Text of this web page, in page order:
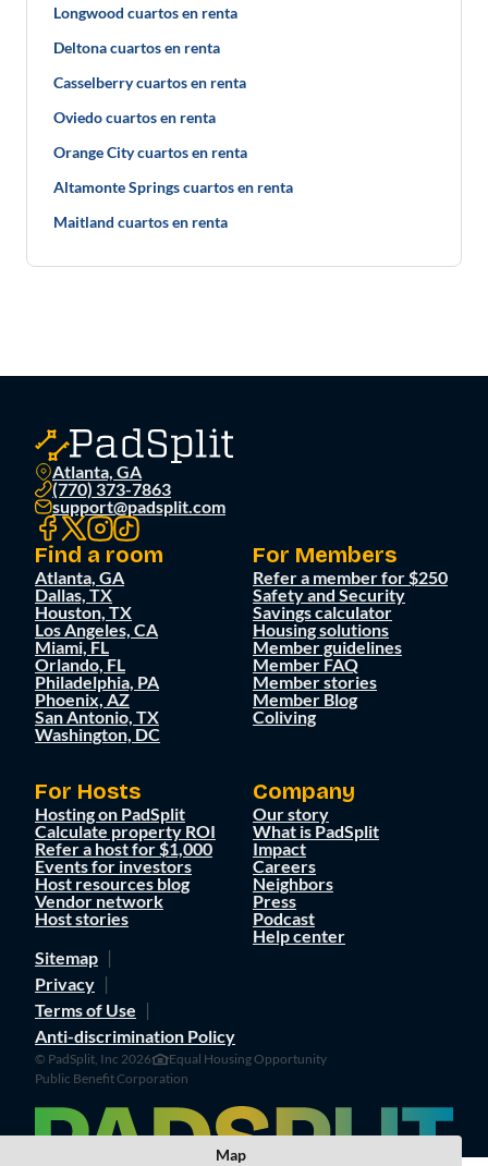
Longwood cuartos en renta
Deltona cuartos en renta
Casselberry cuartos en renta
Oviedo cuartos en renta
Orange City cuartos en renta
Altamonte Springs cuartos en renta
Maitland cuartos en renta
Atlanta, GA
(770) 373-7863
support@padsplit.com
Find a room
Atlanta, GA
Dallas, TX
Houston, TX
Los Angeles, CA
Miami, FL
Orlando, FL
Philadelphia, PA
Phoenix, AZ
San Antonio, TX
Washington, DC
For Members
Refer a member for $250
Safety and Security
Savings calculator
Housing solutions
Member guidelines
Member FAQ
Member stories
Member Blog
Coliving
For Hosts
Hosting on PadSplit
Calculate property ROI
Refer a host for $1,000
Events for investors
Host resources blog
Vendor network
Host stories
Company
Our story
What is PadSplit
Impact
Careers
Neighbors
Press
Podcast
Help center
Sitemap
Privacy
Terms of Use
Anti-discrimination Policy
© PadSplit, Inc 2026
Equal Housing Opportunity
Public Benefit Corporation
Map